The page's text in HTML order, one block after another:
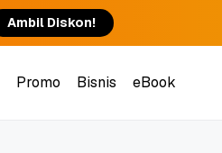
Ambil Diskon!
Promo
Bisnis
eBook